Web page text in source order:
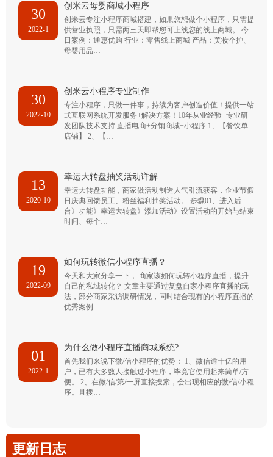
30
2022-1
创米云母婴商城小程序
创米云专注小程序商城搭建，如果您想做个小程序，只需提
供营业执照，只需两三天即帮您可上线您的线上商城。 今
日案例：通惠优购 行业：零售线上商城 产品：美妆个护、
母婴用品…
30
2022-10
创米云小程序专业制作
专注小程序，只做一件事，持续为客户创造价值！提供一站
式互联网系统开发服务+解决方案！10年从业经验+专业研
发团队技术支持 直播电商+分销商城+小程序 1、【餐饮单
店铺】 2、【…
13
2020-10
幸运大转盘抽奖活动详解
幸运大转盘功能，商家做活动制造人气引流获客，企业节假
日庆典回馈员工、粉丝福利抽奖活动。 步骤01、进入后
台》功能》幸运大转盘》添加活动》设置活动的开始与结束
时间、每个…
19
2022-09
如何玩转微信小程序直播？
今天和大家分享一下， 商家该如何玩转小程序直播，提升
自己的私域转化？ 文章主要通过复盘自家小程序直播的玩
法，部分商家采访调研情况，同时结合现有的小程序直播的
优秀案例…
01
2022-1
为什么做小程序直播商城系统?
首先我们来说下微/信小程序的优势： 1、微信逾十亿的用
户，已有大多数人接触过小程序，毕竟它使用起来简单/方
便。 2、在微/信/第/一屏直接搜索，会出现相应的微/信/小程
序。且搜…
更新日志